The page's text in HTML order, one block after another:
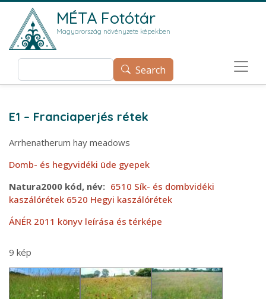
Skip to main content
MÉTA Fotótár
Magyarország növényzete képekben
Search Search
E1 – Franciaperjés rétek
Arrhenatherum hay meadows
Domb- és hegyvidéki üde gyepek
Natura2000 kód, név
6510 Sík- és dombvidéki
kaszálórétek 6520 Hegyi kaszálórétek
ÁNÉR 2011 könyv leírása és térképe
9 kép